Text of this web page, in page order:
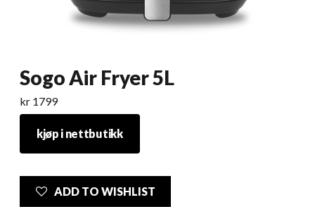
Sogo Air Fryer 5L
kr 1799
kjøp i nettbutikk
ADD TO WISHLIST